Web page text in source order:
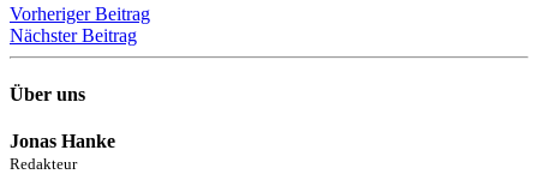
Beitragsnavigation
Vorheriger Beitrag
Nächster Beitrag
Über uns
Jonas Hanke
Redakteur